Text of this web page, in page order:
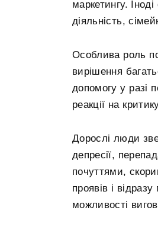
маркетингу.
діяльність,
Особлива роль
вирішення
допомогу у разі
реакції на
Дорослі люди
депресії,
почуттями,
проявів і
можливості